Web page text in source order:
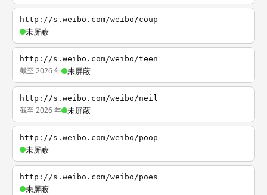
http://s.weibo.com/weibo/coup
未屏蔽
http://s.weibo.com/weibo/teen
截至 2026 年 未屏蔽
http://s.weibo.com/weibo/neil
截至 2026 年 未屏蔽
http://s.weibo.com/weibo/poop
未屏蔽
http://s.weibo.com/weibo/poes
未屏蔽